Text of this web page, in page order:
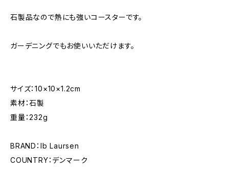
石製品なので熱にも強いコースターです。
ガーデニングでもお使いいただけます。
サイズ：10×10×1.2cm
素材：石製
重量：232g
BRAND：Ib Laursen
COUNTRY：デンマーク